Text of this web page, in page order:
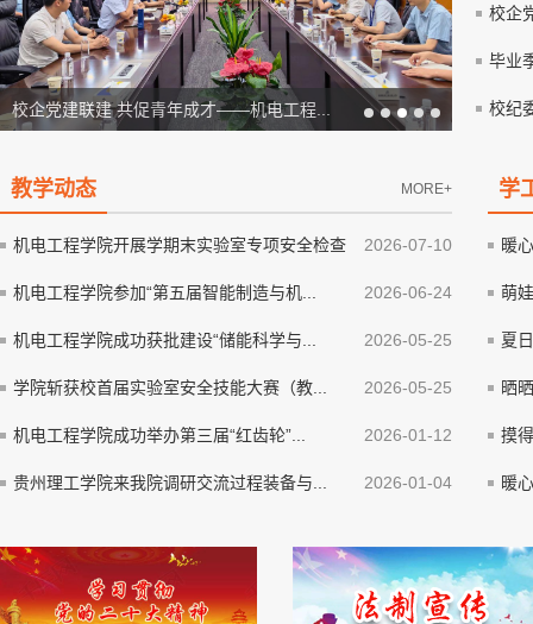
校企党建联建 共促青年成才——机电工程...
校企
毕业
校纪
教学动态 MORE+
机电工程学院开展学期末实验室专项安全检查 2026-07-10
机电工程学院参加“第五届智能制造与机... 2026-06-24
机电工程学院成功获批建设“储能科学与... 2026-05-25
学院斩获校首届实验室安全技能大赛（教... 2026-05-25
机电工程学院成功举办第三届“红齿轮”... 2026-01-12
贵州理工学院来我院调研交流过程装备与... 2026-01-04
学
暖
萌
夏
晒
摸
暖